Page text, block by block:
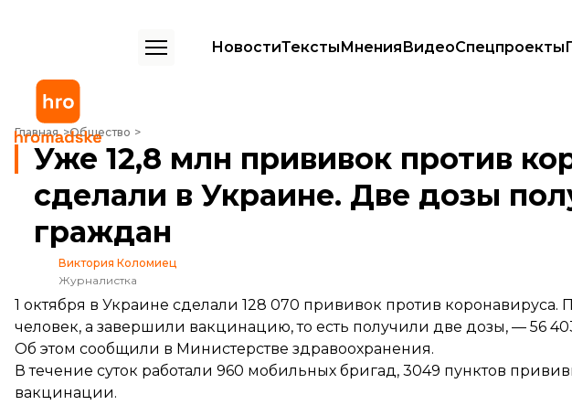
НовостиТекстыМненияВидеоСпецпроекты
Главная Общество
Уже 12,8 млн прививок против коронавируса сделали в Украине. Две дозы получили 5,7 млн
Уже 12,8 млн прививок против
сделали в Украине. Две дозы
граждан
Виктория Коломиец
Журналистка
1 октября в Украине сделали 128 070 прививок против коронавируса.
человек, а завершили вакцинацию, то есть получили две дозы, — 56
Об этом сообщили в Министерстве здравоохранения.
В течение суток работали 960 мобильных бригад, 3049 пунктов
вакцинации.